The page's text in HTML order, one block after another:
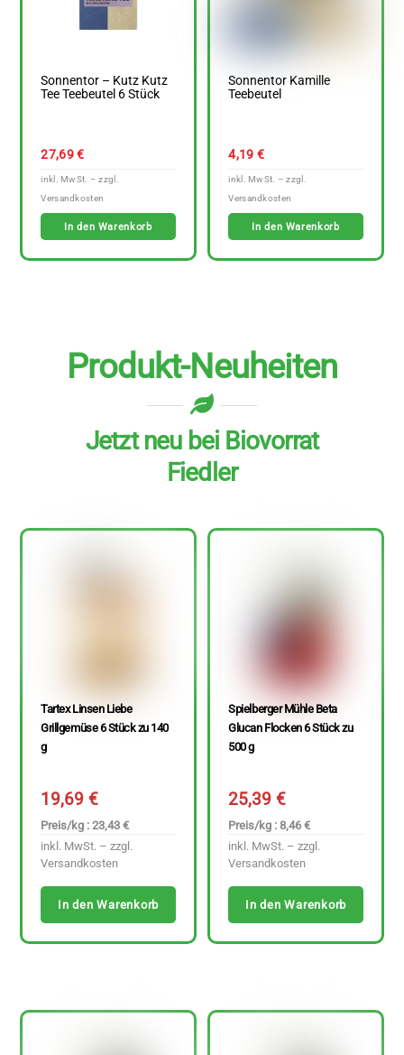
Sonnentor – Kutz Kutz
Tee Teebeutel 6 Stück
27,69€
In den Warenkorb
Sonnentor Kamille
Teebeutel
4,19 €
In den Warenkorb
Produkt-Neuheiten
Jetzt neu bei Biovorrat
Fiedler
Tartex Linsen Liebe
Grillgemüse 6 Stück zu 140
g
19,69€
Preis/kg : 23,43 €
inkl. MwSt. – zzgl.
Versandkosten
In den Warenkorb
Spielberger Mühle Beta
Glucan Flocken 6 Stück zu
500 g
25,39€
Preis/kg : 8,46 €
inkl. MwSt. – zzgl.
Versandkosten
In den Warenkorb